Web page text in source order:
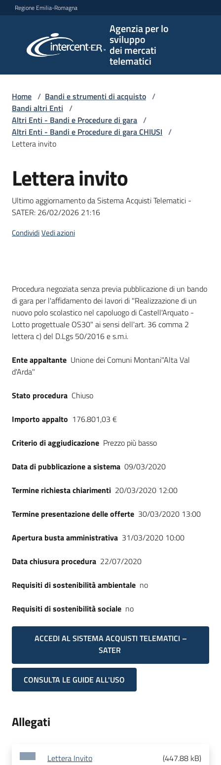
Vai al contenuto
Vai alla navigazione
Vai al footer
Regione Emilia-Romagna
Agenzia per lo
sviluppo
dei mercati
telematici
per lo
sviluppo
telematici
L'Agenzia
Bandi
strumenti
di
acquisto
Piattaforme
telematiche
English
Seguici
su
Home / Bandi e strumenti di acquisto /
Bandi altri Enti /
Altri Enti - Bandi e Procedure di gara /
Altri Enti - Bandi e Procedure di gara CHIUSI /
Lettera invito
Salta al contenuto
Lettera invito
Ultimo aggiornamento da Sistema Acquisti Telematici -
SATER: 26/02/2026 21:16
CondividiVedi azioni
Dati del bando
Procedura negoziata senza previa pubblicazione di un bando
di gara per l'affidamento dei lavori di "Realizzazione di un
nuovo polo scolastico nel capoluogo di Castell'Arquato -
Lotto progettuale OS30" ai sensi dell'art. 36 comma 2
lettera c) del D.Lgs 50/2016 e s.m.i.
Ente appaltante Unione dei Comuni Montani"Alta Val
d'Arda"
Stato procedura Chiuso
Importo appalto 176.801,03 €
Criterio di aggiudicazione Prezzo più basso
Data di pubblicazione a sistema 09/03/2020
Termine richiesta chiarimenti 20/03/2020 12:00
Termine presentazione delle offerte 30/03/2020 13:00
Apertura busta amministrativa 31/03/2020 10:00
Data chiusura procedura 22/07/2020
Requisiti di sostenibilità ambientale no
Requisiti di sostenibilità sociale no
ACCEDI AL SISTEMA ACQUISTI TELEMATICI –
SATER
CONSULTA LE GUIDE ALL'USO
Allegati
Lettera Invito (447.88 kB)